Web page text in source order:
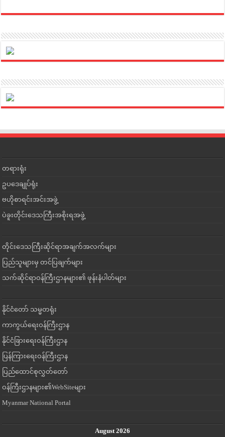
တရားရုံး
ဥပဒေချုပ်ရုံး
ဗဟိုစာရင်းအင်းအဖွဲ့
ပဲခူးတိုင်းဒေသကြီးအစိုးရအဖွဲ့
တိုင်းဒေသကြီးဆိုင်ရာအချက်အလက်များ
ပြည်သူများမှ တင်ပြချက်များ
သက်ဆိုင်ရာဝန်ကြီးဌာနများ၏ ဖုန်းနံပါတ်များ
နိုင်ငံတော် သမ္မတရုံး
ကာကွယ်ရေးဝန်ကြီးဌာန
နိုင်ငံခြားရေးဝန်ကြီးဌာန
ပြန်ကြားရေးဝန်ကြီးဌာန
ပြည်ထောင်စုလွှတ်တော်
ဝန်ကြီးဌာနများ၏WebSiteများ
Myanmar National Portal
August 2026